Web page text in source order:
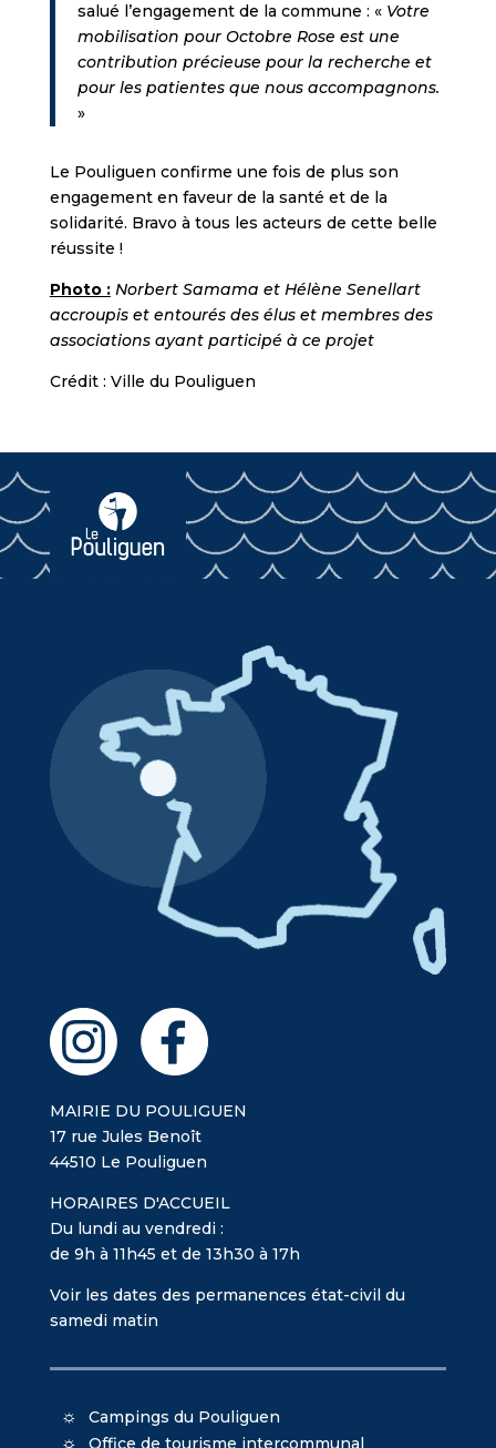
salué l’engagement de la commune : « Votre
mobilisation pour Octobre Rose est une
contribution précieuse pour la recherche et
pour les patientes que nous accompagnons.
»
Le Pouliguen confirme une fois de plus son
engagement en faveur de la santé et de la
solidarité. Bravo à tous les acteurs de cette belle
réussite !
Photo : Norbert Samama et Hélène Senellart
accroupis et entourés des élus et membres des
associations ayant participé à ce projet
Crédit : Ville du Pouliguen
MAIRIE DU POULIGUEN
17 rue Jules Benoît
44510 Le Pouliguen
HORAIRES D'ACCUEIL
Du lundi au vendredi :
de 9h à 11h45 et de 13h30 à 17h
Voir les dates des permanences état-civil du
samedi matin
Campings du Pouliguen
Office de tourisme intercommunal